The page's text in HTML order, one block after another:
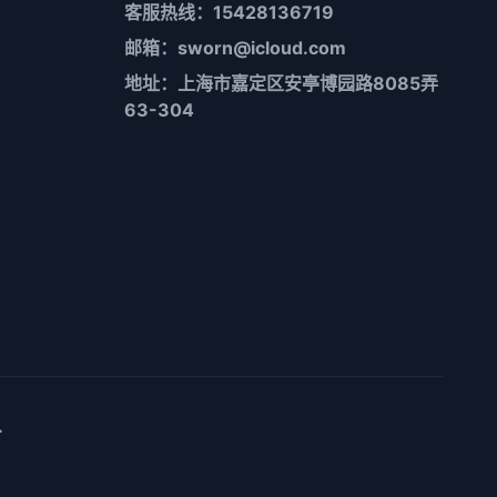
客服热线：15428136719
邮箱：sworn@icloud.com
地址：上海市嘉定区安亭博园路8085弄
63-304